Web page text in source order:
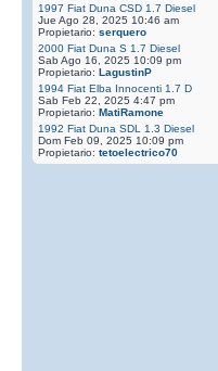
1997 Fiat Duna CSD 1.7 Diesel
Jue Ago 28, 2025 10:46 am
Propietario: serquero
2000 Fiat Duna S 1.7 Diesel
Sab Ago 16, 2025 10:09 pm
Propietario: LagustinP
1994 Fiat Elba Innocenti 1.7 D
Sab Feb 22, 2025 4:47 pm
Propietario: MatiRamone
1992 Fiat Duna SDL 1.3 Diesel
Dom Feb 09, 2025 10:09 pm
Propietario: tetoelectrico70